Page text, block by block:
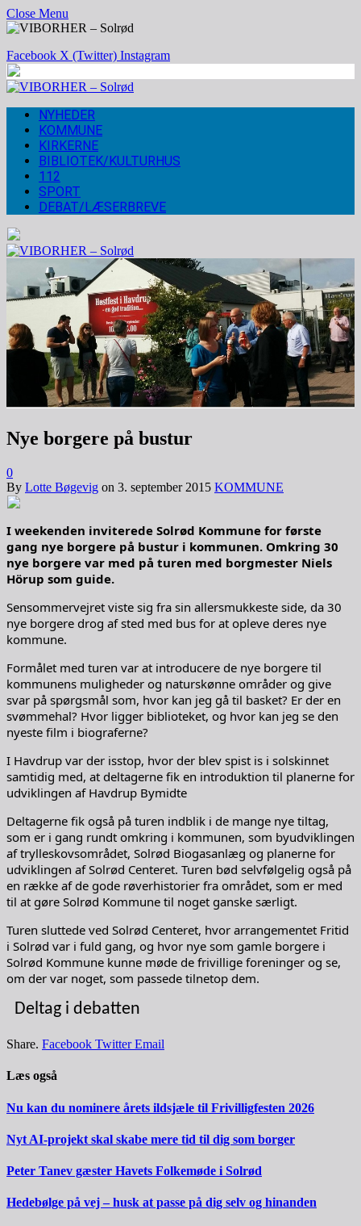
Close Menu
Facebook X (Twitter) Instagram
NYHEDER
KOMMUNE
KIRKERNE
BIBLIOTEK/KULTURHUS
112
SPORT
DEBAT/LÆSERBREVE
Nye borgere på bustur
0
By Lotte Bøgevig on 3. september 2015 KOMMUNE
I weekenden inviterede Solrød Kommune for første
gang nye borgere på bustur i kommunen. Omkring 30
nye borgere var med på turen med borgmester Niels
Hörup som guide.
Sensommervejret viste sig fra sin allersmukkeste side, da 30
nye borgere drog af sted med bus for at opleve deres nye
kommune.
Formålet med turen var at introducere de nye borgere til
kommunens muligheder og naturskønne områder og give
svar på spørgsmål som, hvor kan jeg gå til basket? Er der en
svømmehal? Hvor ligger biblioteket, og hvor kan jeg se den
nyeste film i biograferne?
I Havdrup var der isstop, hvor der blev spist is i solskinnet
samtidig med, at deltagerne fik en introduktion til planerne for
udviklingen af Havdrup Bymidte
Deltagerne fik også på turen indblik i de mange nye tiltag,
som er i gang rundt omkring i kommunen, som byudviklingen
af trylleskovsområdet, Solrød Biogasanlæg og planerne for
udviklingen af Solrød Centeret. Turen bød selvfølgelig også på
en række af de gode røverhistorier fra området, som er med
til at gøre Solrød Kommune til noget ganske særligt.
Turen sluttede ved Solrød Centeret, hvor arrangementet Fritid
i Solrød var i fuld gang, og hvor nye som gamle borgere i
Solrød Kommune kunne møde de frivillige foreninger og se,
om der var noget, som passede tilnetop dem.
Deltag i debatten
Share. Facebook Twitter Email
Læs også
Nu kan du nominere årets ildsjæle til Frivilligfesten 2026
Nyt AI-projekt skal skabe mere tid til dig som borger
Peter Tanev gæster Havets Folkemøde i Solrød
Hedebølge på vej – husk at passe på dig selv og hinanden